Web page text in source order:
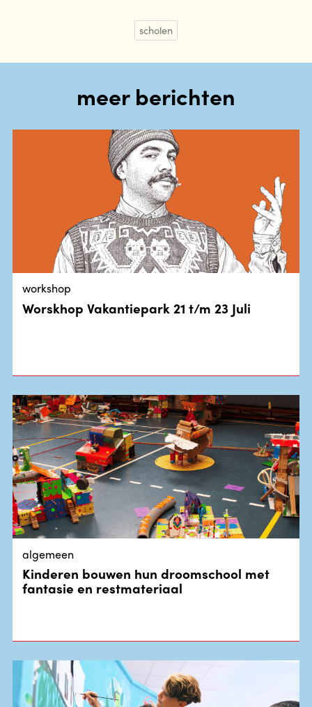
scholen
meer berichten
workshop
Worskhop Vakantiepark 21 t/m 23 Juli
algemeen
Kinderen bouwen hun droomschool met
fantasie en restmateriaal